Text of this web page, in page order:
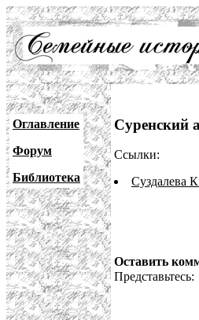
Оглавление
Форум
Библиотека
Суренский
Ссылки:
Суздалева
Оставить